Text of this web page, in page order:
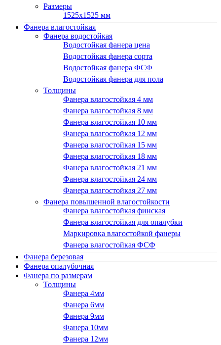
Размеры
1525х1525 мм
Фанера влагостойкая
Фанера водостойкая
Водостойкая фанера цена
Водостойкая фанера сорта
Водостойкая фанера ФСФ
Водостойкая фанера для пола
Толщины
Фанера влагостойкая 4 мм
Фанера влагостойкая 8 мм
Фанера влагостойкая 10 мм
Фанера влагостойкая 12 мм
Фанера влагостойкая 15 мм
Фанера влагостойкая 18 мм
Фанера влагостойкая 21 мм
Фанера влагостойкая 24 мм
Фанера влагостойкая 27 мм
Фанера повышенной влагостойкости
Фанера влагостойкая финская
Фанера влагостойкая для опалубки
Маркировка влагостойкой фанеры
Фанера влагостойкая ФСФ
Фанера березовая
Фанера опалубочная
Фанера по размерам
Толщины
Фанера 4мм
Фанера 6мм
Фанера 9мм
Фанера 10мм
Фанера 12мм